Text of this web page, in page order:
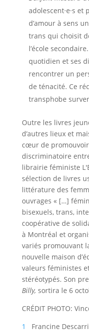
adolescent·e·s
d’amour à sens
trans qui choisit
l’école
quotidien et ses
rencontrer un
de ténacité. Ce
transphobe
Outre les livres
d’autres lieux et
cœur de
discriminatoire
librairie féministe
sélection de livres
littérature des
ouvrages « […]
bisexuels, trans,
coopérative de
à Montréal et
variés promouvant
nouvelle maison
valeurs féministes
stéréotypés. Son
Billy, sortira le 6
CRÉDIT PHOTO:
1
Francine